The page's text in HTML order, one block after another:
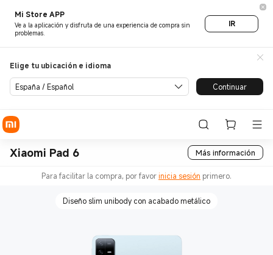
Mi Store APP
Ve a la aplicación y disfruta de una experiencia de compra sin
problemas.
IR
Elige tu ubicación e idioma
España / Español Continuar
Xiaomi Pad 6 Más información
Para facilitar la compra, por favorinicia sesión primero.
Diseño slim unibody con acabado metálico